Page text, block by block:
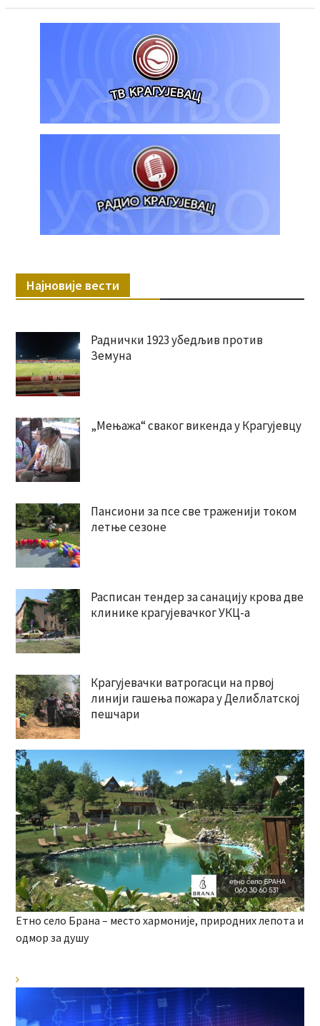
Најновије вести
Раднички 1923 убедљив против
Земуна
„Мењажа“ сваког викенда у Крагујевцу
Пансиони за псе све траженији током
летње сезоне
Расписан тендер за санацију крова две
клинике крагујевачког УКЦ-а
Крагујевачки ватрогасци на првој
линији гашења пожара у Делиблатској
пешчари
Етно село Брана – место хармоније, природних лепота и
одмор за душу